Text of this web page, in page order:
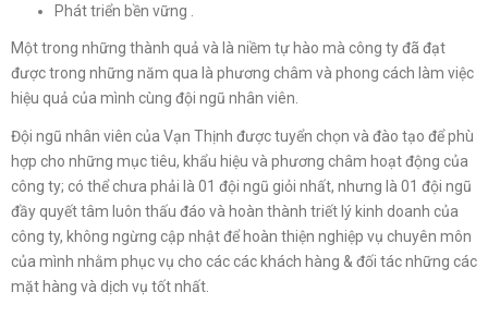
Phát triển bền vững .
Một trong những thành quả và là niềm tự hào mà công ty đã đạt
được trong những năm qua là phương châm và phong cách làm việc
hiệu quả của mình cùng đội ngũ nhân viên.
Đội ngũ nhân viên của Vạn Thịnh được tuyển chọn và đào tạo để phù
hợp cho những mục tiêu, khẩu hiệu và phương châm hoạt động của
công ty; có thể chưa phải là 01 đội ngũ giỏi nhất, nhưng là 01 đội ngũ
đầy quyết tâm luôn thấu đáo và hoàn thành triết lý kinh doanh của
công ty, không ngừng cập nhật để hoàn thiện nghiệp vụ chuyên môn
của mình nhằm phục vụ cho các các khách hàng & đối tác những các
mặt hàng và dịch vụ tốt nhất.